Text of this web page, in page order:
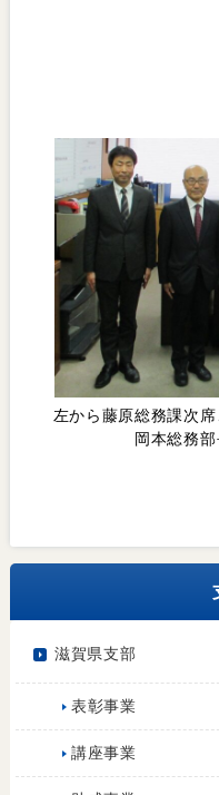
左から藤原総務課次
岡本総務
滋賀県支部
表彰事業
講座事業